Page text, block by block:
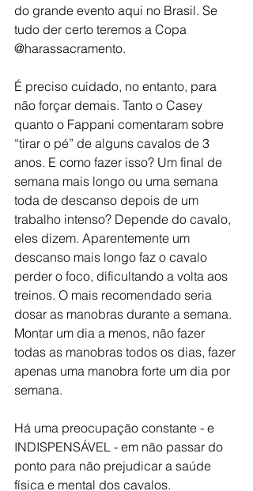
do grande evento aqui no Brasil. Se
tudo der certo teremos a Copa
@harassacramento.
É preciso cuidado, no entanto, para
não forçar demais. Tanto o Casey
quanto o Fappani comentaram sobre
“tirar o pé” de alguns cavalos de 3
anos. E como fazer isso? Um final de
semana mais longo ou uma semana
toda de descanso depois de um
trabalho intenso? Depende do cavalo,
eles dizem. Aparentemente um
descanso mais longo faz o cavalo
perder o foco, dificultando a volta aos
treinos. O mais recomendado seria
dosar as manobras durante a semana.
Montar um dia a menos, não fazer
todas as manobras todos os dias, fazer
apenas uma manobra forte um dia por
semana.
Há uma preocupação constante - e
INDISPENSÁVEL - em não passar do
ponto para não prejudicar a saúde
física e mental dos cavalos.